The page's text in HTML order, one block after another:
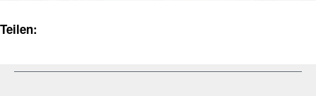
Teilen: